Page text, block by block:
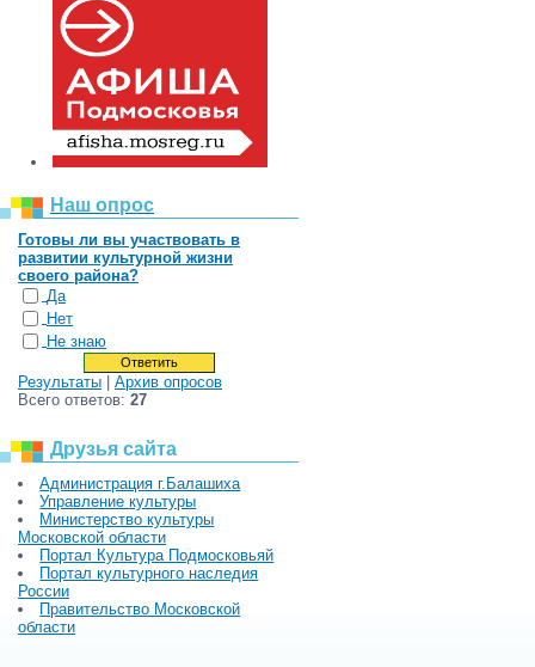
Наш опрос
Готовы ли вы участвовать в
развитии культурной жизни
своего района?
Да
Нет
Не знаю
Результаты
Архив опросов
Всего ответов: 27
Друзья сайта
Администрация г.Балашиха
Управление культуры
Министерство культуры
Московской области
Портал Культура Подмосковьяй
Портал культурного наследия
России
Правительство Московской
области